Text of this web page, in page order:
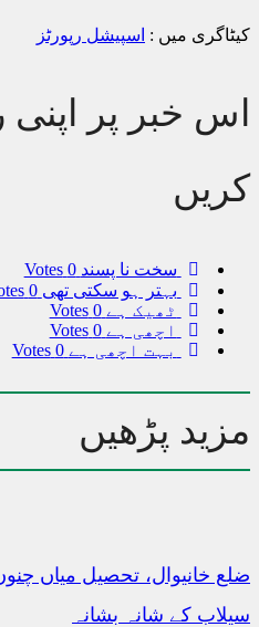
کیٹاگری میں : اسپیشل رپورٹز
اس خبر پر اپنی
کریں
سخت نا پسند 0 Votes
بہتر ہو سکتی تھی 0 Votes
ٹھیک ہے 0 Votes
اچھی ہے 0 Votes
بہت اچھی ہے 0 Votes
مزید پڑھیں
ضلع خانیوال، تحصیل میاں
سیلاب کے شانہ بشانہ